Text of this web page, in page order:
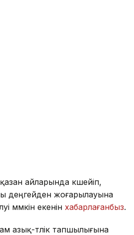
айларында күшейіп,
деңгейден жоғарылауына
мүмкін екенін хабарлағанбыз.
азық-түлік тапшылығына